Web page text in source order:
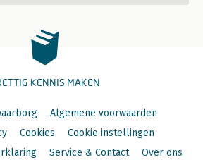
KENNIS MAKEN
Algemene voorwaarden
Cookies
Cookie instellingen
Service & Contact Over ons